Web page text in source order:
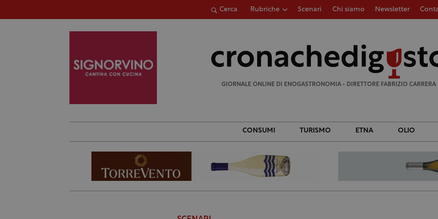
Cerca Rubriche Scenari Chi siamo Newsletter
GIORNALE ONLINE DI ENOGASTRONOMIA • DIRETTORE FABRIZIO CARRERA
CONSUMI TURISMO ETNA OLIO